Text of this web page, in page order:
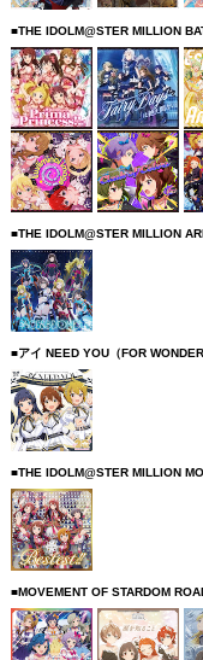
■THE IDOLM@STER MILLION
■THE IDOLM@STER MILLION
■アイ NEED YOU（FOR
■THE IDOLM@STER MILLION
■MOVEMENT OF STARDOM